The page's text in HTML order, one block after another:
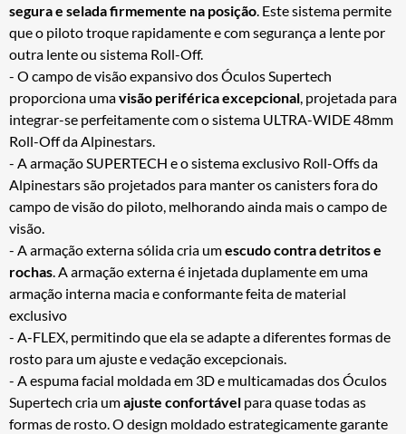
segura e selada firmemente na posição. Este sistema permite
que o piloto troque rapidamente e com segurança a lente por
outra lente ou sistema Roll-Off.
- O campo de visão expansivo dos Óculos Supertech
proporciona umavisão periférica excepcional, projetada para
integrar-se perfeitamente com o sistema ULTRA-WIDE 48mm
Roll-Off da Alpinestars.
- A armação SUPERTECH e o sistema exclusivo Roll-Offs da
Alpinestars são projetados para manter os canisters fora do
campo de visão do piloto, melhorando ainda mais o campo de
visão.
- A armação externa sólida cria umescudo contra detritos e
rochas. A armação externa é injetada duplamente em uma
armação interna macia e conformante feita de material
exclusivo
- A-FLEX, permitindo que ela se adapte a diferentes formas de
rosto para um ajuste e vedação excepcionais.
- A espuma facial moldada em 3D e multicamadas dos Óculos
Supertech cria umajuste confortável para quase todas as
formas de rosto. O design moldado estrategicamente garante